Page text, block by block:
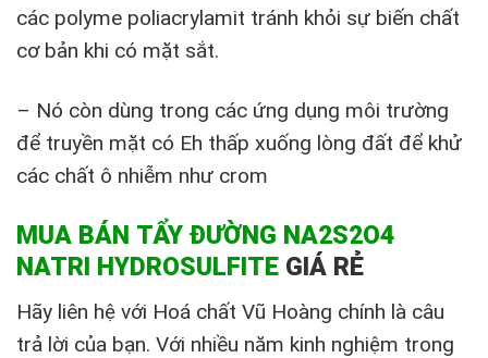
các polyme poliacrylamit tránh khỏi sự biến chất
cơ bản khi có mặt sắt.
– Nó còn dùng trong các ứng dụng môi trường
để truyền mặt có Eh thấp xuống lòng đất để khử
các chất ô nhiễm như crom
MUA BÁN TẨY ĐƯỜNG NA2S2O4
NATRI HYDROSULFITE GIÁ RẺ
Hãy liên hệ với Hoá chất Vũ Hoàng chính là câu
trả lời của bạn. Với nhiều năm kinh nghiệm trong